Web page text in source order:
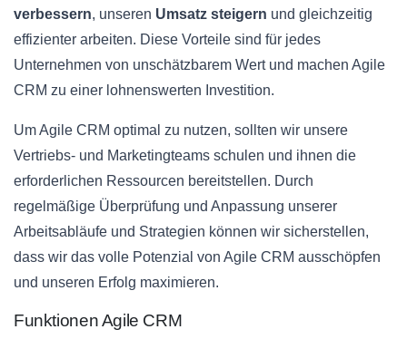
verbessern, unseren Umsatz steigern und gleichzeitig
effizienter arbeiten. Diese Vorteile sind für jedes
Unternehmen von unschätzbarem Wert und machen Agile
CRM zu einer lohnenswerten Investition.
Um Agile CRM optimal zu nutzen, sollten wir unsere
Vertriebs- und Marketingteams schulen und ihnen die
erforderlichen Ressourcen bereitstellen. Durch
regelmäßige Überprüfung und Anpassung unserer
Arbeitsabläufe und Strategien können wir sicherstellen,
dass wir das volle Potenzial von Agile CRM ausschöpfen
und unseren Erfolg maximieren.
Funktionen Agile CRM